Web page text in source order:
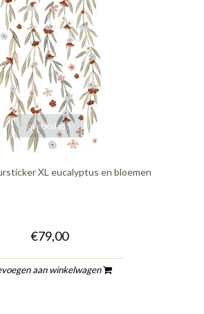
quickshop
XL eucalyptus en bloemen
€79,00
aan winkelwagen